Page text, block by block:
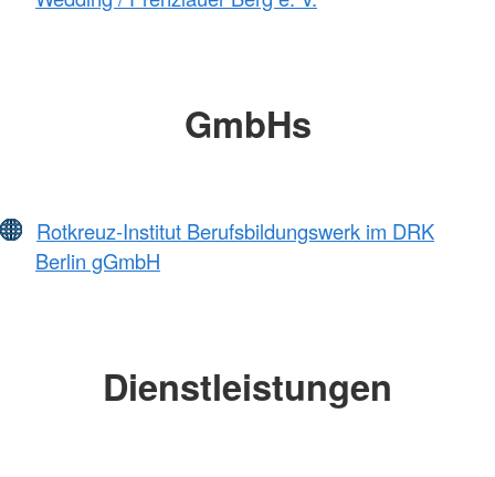
GmbHs
Rotkreuz-Institut Berufsbildungswerk im DRK
Berlin gGmbH
Dienstleistungen